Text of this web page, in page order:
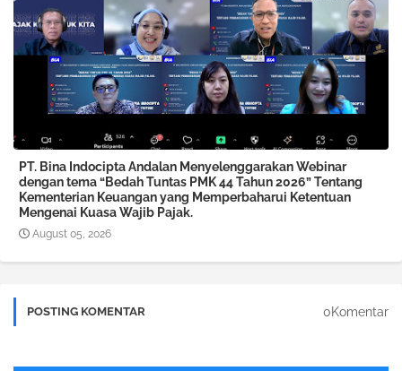
PT. Bina Indocipta Andalan Menyelenggarakan Webinar
dengan tema “Bedah Tuntas PMK 44 Tahun 2026” Tentang
Kementerian Keuangan yang Memperbaharui Ketentuan
Mengenai Kuasa Wajib Pajak.
August 05, 2026
POSTING KOMENTAR 0Komentar